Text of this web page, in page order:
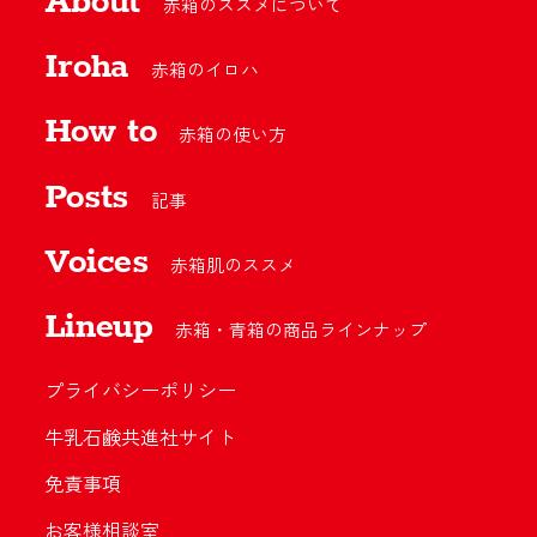
Iroha 赤箱のイロハ
How to 赤箱の使い方
Posts 記事
Voices 赤箱肌のススメ
Lineup 赤箱・青箱の商品ラインナップ
プライバシーポリシー
牛乳石鹸共進社サイト
免責事項
お客様相談室